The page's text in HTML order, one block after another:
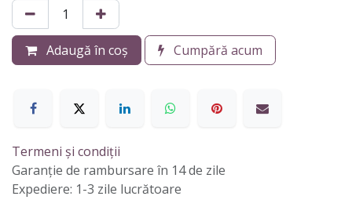
Adaugă în coș Cumpără acum
Termeni și condiții
Garanție de rambursare în 14 de zile
Expediere: 1-3 zile lucrătoare